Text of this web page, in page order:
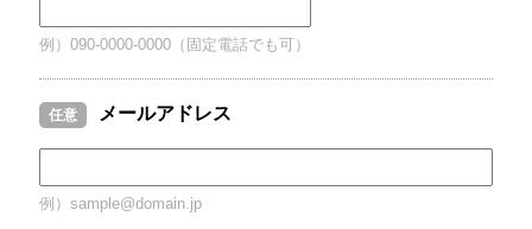
例）090-0000-0000（固定電話でも可）
任意 メールアドレス
例）sample@domain.jp